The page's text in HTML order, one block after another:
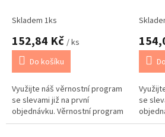
Skladem 1ks
152,84 Kč / ks
Do košíku
Využijte náš věrnostní program
se slevami již na první
objednávku. Věrnostní program
se